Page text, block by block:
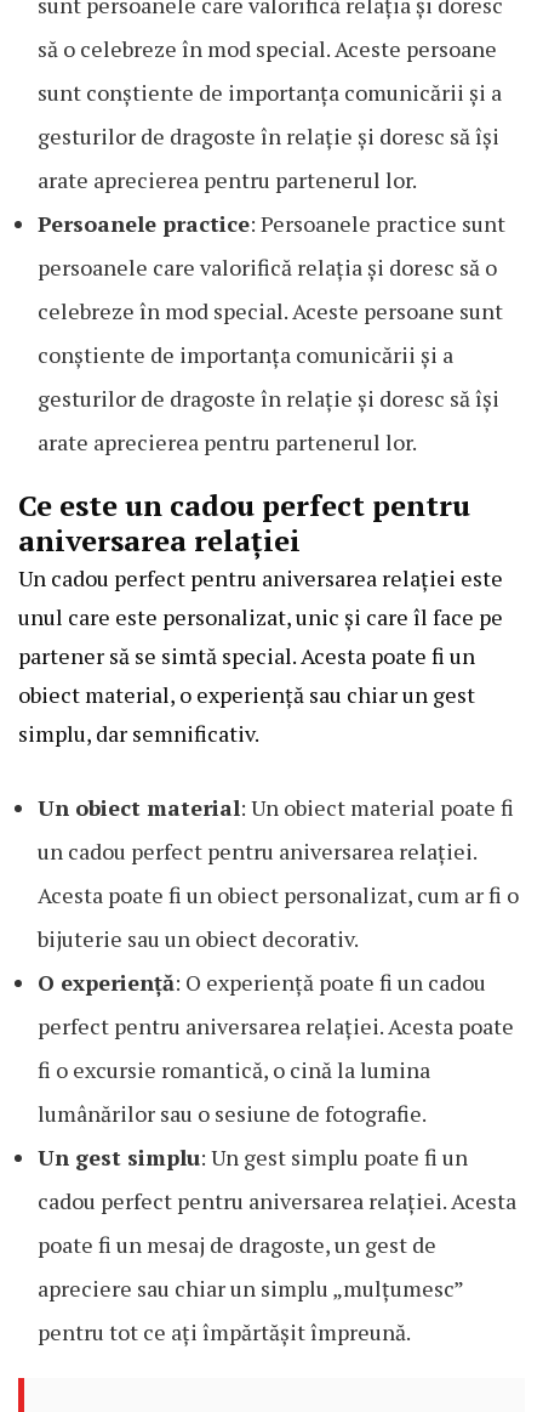
să o celebreze în mod special. Aceste persoane
sunt conștiente de importanța comunicării și a
gesturilor de dragoste în relație și doresc să își
arate aprecierea pentru partenerul lor.
Persoanele practice: Persoanele practice sunt
persoanele care valorifică relația și doresc să o
celebreze în mod special. Aceste persoane sunt
conștiente de importanța comunicării și a
gesturilor de dragoste în relație și doresc să își
arate aprecierea pentru partenerul lor.
Ce este un cadou perfect pentru
aniversarea relației
Un cadou perfect pentru aniversarea relației este
unul care este personalizat, unic și care îl face pe
partener să se simtă special. Acesta poate fi un
obiect material, o experiență sau chiar un gest
simplu, dar semnificativ.
Un obiect material: Un obiect material poate fi
un cadou perfect pentru aniversarea relației.
Acesta poate fi un obiect personalizat, cum ar fi o
bijuterie sau un obiect decorativ.
O experiență: O experiență poate fi un cadou
perfect pentru aniversarea relației. Acesta poate
fi o excursie romantică, o cină la lumina
lumânărilor sau o sesiune de fotografie.
Un gest simplu: Un gest simplu poate fi un
cadou perfect pentru aniversarea relației. Acesta
poate fi un mesaj de dragoste, un gest de
apreciere sau chiar un simplu „mulțumesc”
pentru tot ce ați împărtășit împreună.